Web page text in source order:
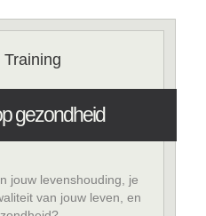
Training
gezondheid
jouw levenshouding, je
van jouw leven, en